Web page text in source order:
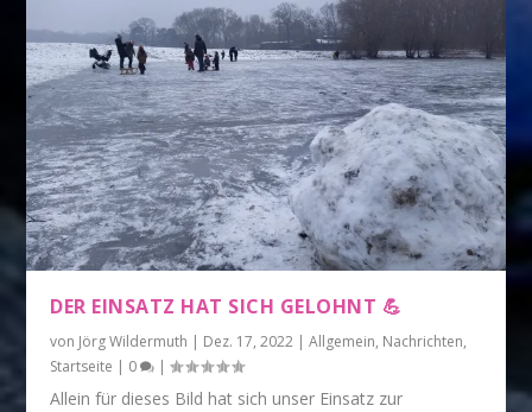
DER EINSATZ HAT SICH GELOHNT 💪
von Jörg Wildermuth | Dez. 17, 2022 |Allgemein, Nachrichten,
Startseite | 0 |
Allein für dieses Bild hat sich unser Einsatz zur